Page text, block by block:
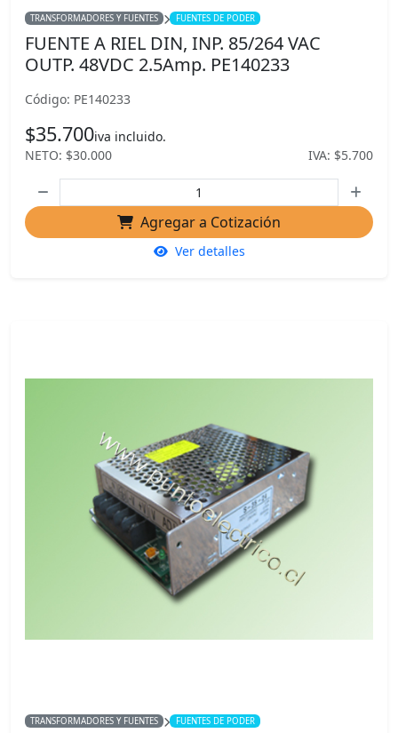
TRANSFORMADORES Y FUENTES FUENTES DE PODER
FUENTE A RIEL DIN, INP. 85/264 VAC
OUTP. 48VDC 2.5Amp. PE140233
Código: PE140233
$35.700iva incluido.
NETO: $30.000
IVA: $5.700
Agregar a Cotización
Ver detalles
TRANSFORMADORES Y FUENTES FUENTES DE PODER